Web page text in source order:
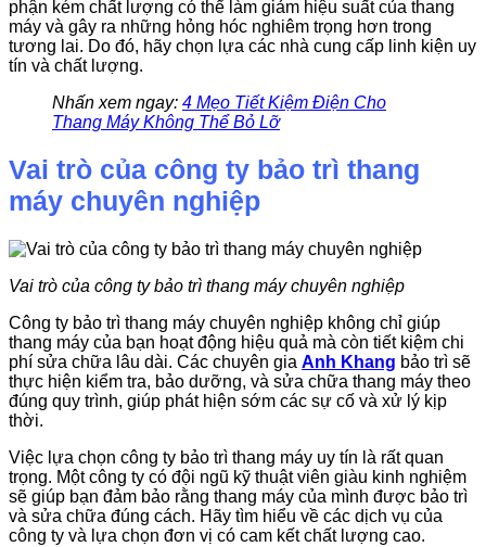
phận kém chất lượng có thể làm giảm hiệu suất của thang
máy và gây ra những hỏng hóc nghiêm trọng hơn trong
tương lai. Do đó, hãy chọn lựa các nhà cung cấp linh kiện uy
tín và chất lượng.
Nhấn xem ngay: 4 Mẹo Tiết Kiệm Điện Cho
Thang Máy Không Thể Bỏ Lỡ
Vai trò của công ty bảo trì thang
máy chuyên nghiệp
Vai trò của công ty bảo trì thang máy chuyên nghiệp
Công ty bảo trì thang máy chuyên nghiệp không chỉ giúp
thang máy của bạn hoạt động hiệu quả mà còn tiết kiệm chi
phí sửa chữa lâu dài. Các chuyên gia Anh Khang bảo trì sẽ
thực hiện kiểm tra, bảo dưỡng, và sửa chữa thang máy theo
đúng quy trình, giúp phát hiện sớm các sự cố và xử lý kịp
thời.
Việc lựa chọn công ty bảo trì thang máy uy tín là rất quan
trọng. Một công ty có đội ngũ kỹ thuật viên giàu kinh nghiệm
sẽ giúp bạn đảm bảo rằng thang máy của mình được bảo trì
và sửa chữa đúng cách. Hãy tìm hiểu về các dịch vụ của
công ty và lựa chọn đơn vị có cam kết chất lượng cao.